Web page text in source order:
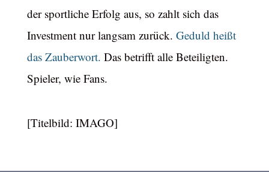
der sportliche Erfolg aus, so zahlt sich das
Investment nur langsam zurück. Geduld heißt
das Zauberwort. Das betrifft alle Beteiligten.
Spieler, wie Fans.
[Titelbild: IMAGO]